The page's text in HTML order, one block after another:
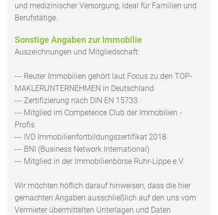
und medizinischer Versorgung, ideal für Familien und
Berufstätige.
Sonstige Angaben zur Immobilie
Auszeichnungen und Mitgliedschaft:
--- Reuter Immobilien gehört laut Focus zu den TOP-
MAKLERUNTERNEHMEN in Deutschland
--- Zertifizierung nach DIN EN 15733
--- Mitglied im Competence Club der Immobilien -
Profis
--- IVD Immobilienfortbildungszertifikat 2018
--- BNI (Business Network International)
--- Mitglied in der Immobilienbörse Ruhr-Lippe e.V.
Wir möchten höflich darauf hinweisen, dass die hier
gemachten Angaben ausschließlich auf den uns vom
Vermieter übermittelten Unterlagen und Daten